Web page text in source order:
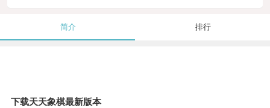
简介 排行
下载天天象棋最新版本